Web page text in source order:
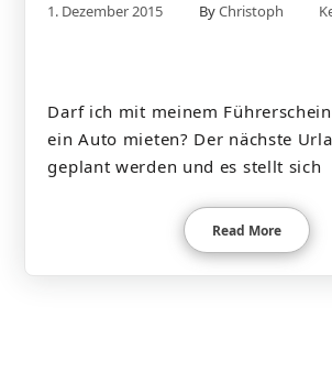
1. Dezember 2015 ByChristoph
Darf ich mit meinem
ein Auto mieten? Der nächste
geplant werden und es stellt sich
Read More